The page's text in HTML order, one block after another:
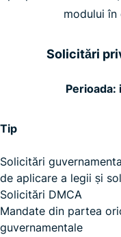
modului în
Solicitări
Perioada:
Tip
Solicitări
de aplicare a legii și
Solicitări DMCA
Mandate din partea
guvernamentale